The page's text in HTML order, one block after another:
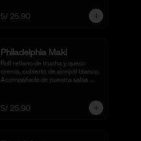
Acompañado de salsa de
maracuyá y quinua crocante. (10
S/ 25.90
Philadelphia Maki
Roll relleno de trucha y queso
crema, cubierto de ajonjolí blanco.
Acompañado de nuestra salsa
S/ 25.90